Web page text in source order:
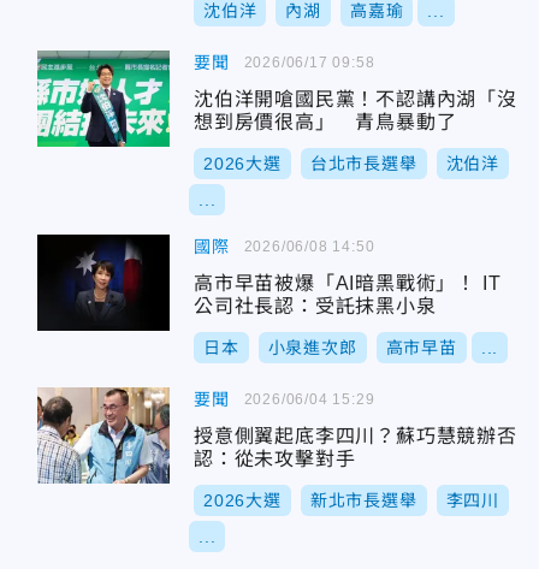
沈伯洋 內湖 高嘉瑜
要聞
沈伯洋開嗆國民黨！不認講內湖「沒
想到房價很高」 青鳥暴動了
2026大選 台北市長選舉 沈伯洋
2026/06/17 09:58
國際
高市早苗被爆「AI暗黑戰術」！ IT
公司社長認：受託抹黑小泉
日本 小泉進次郎 高市早苗
2026/06/08 14:50
要聞
授意側翼起底李四川？蘇巧慧競辦否
認：從未攻擊對手
2026大選 新北市長選舉 李四川
2026/06/04 15:29